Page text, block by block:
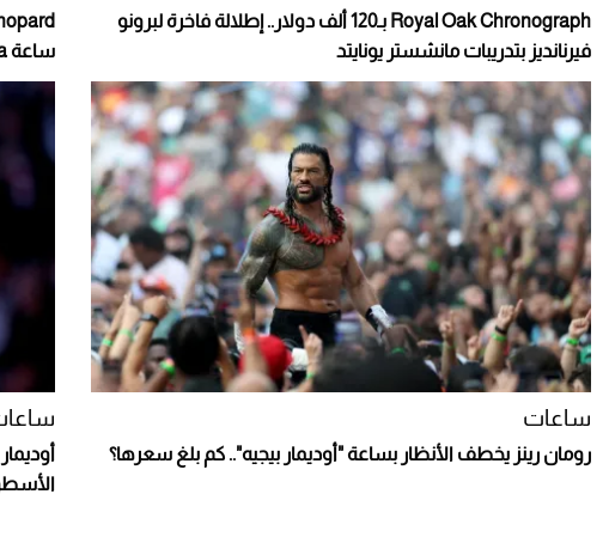
Royal Oak Chronograph بـ120 ألف دولار.. إطلالة فاخرة لبرونو
فيرنانديز بتدريبات مانشستر يونايتد
ساعة Mille Miglia Classic Chronograph Raticosa
ساعات
رومان رينز يخطف الأنظار بساعة "أوديمار بيجيه".. كم بلغ سعرها؟